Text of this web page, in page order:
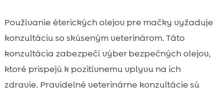
Používanie éterických olejov pre mačky vyžaduje
konzultáciu so skúseným veterinárom. Táto
konzultácia zabezpečí výber bezpečných olejov,
ktoré prispejú k pozitívnemu vplyvu na ich
zdravie. Pravidelné veterinárne konzultácie sú